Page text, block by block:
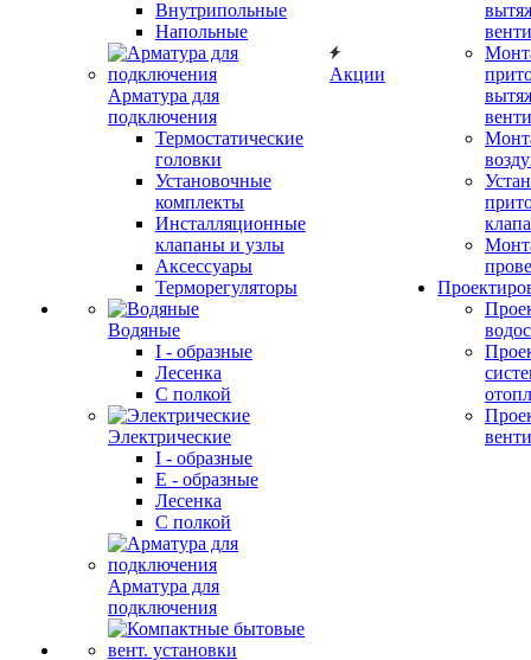
Внутрипольные
Напольные
Арматура для
подключения
Термостатические
головки
Установочные
комплекты
Инсталляционные
клапаны и узлы
Аксессуары
Терморегуляторы
Водяные
I - образные
Лесенка
С полкой
Электрические
I - образные
E - образные
Лесенка
С полкой
Арматура для
подключения
Акции